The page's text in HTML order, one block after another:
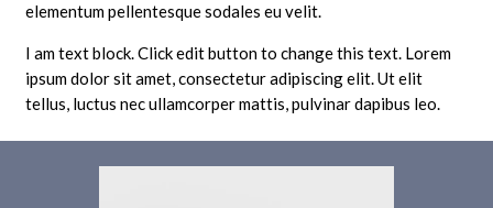
elementum pellentesque sodales eu velit.
I am text block. Click edit button to change this text. Lorem
ipsum dolor sit amet, consectetur adipiscing elit. Ut elit
tellus, luctus nec ullamcorper mattis, pulvinar dapibus leo.